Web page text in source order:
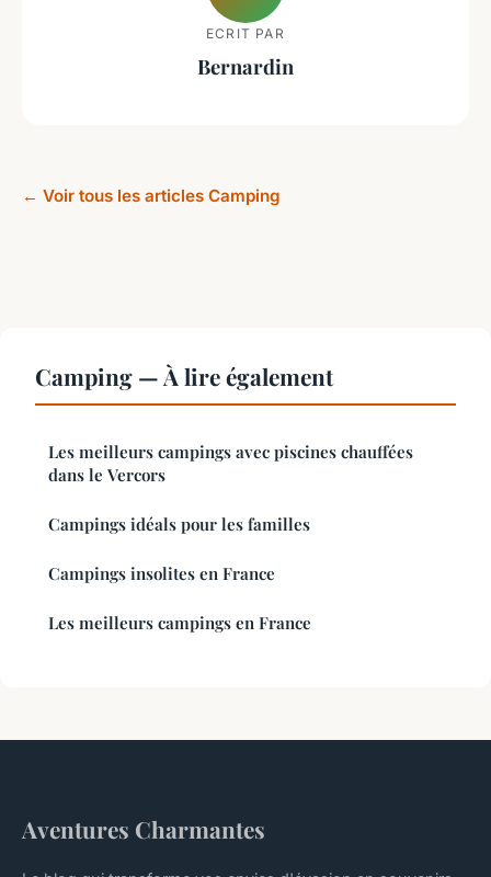
ECRIT PAR
Bernardin
← Voir tous les articles Camping
Camping — À lire également
Les meilleurs campings avec piscines chauffées
dans le Vercors
Campings idéals pour les familles
Campings insolites en France
Les meilleurs campings en France
Aventures Charmantes